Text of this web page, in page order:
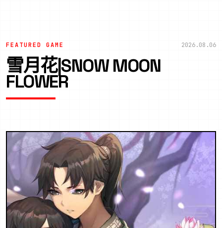
FEATURED GAME 2026.08.06
雪月花|SNOW MOON
FLOWER